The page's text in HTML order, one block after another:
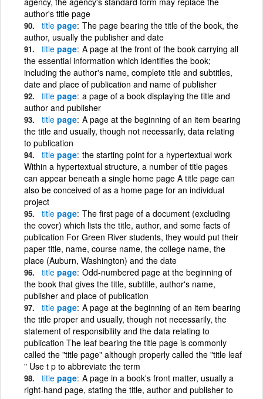
author's title page
title page The page bearing the title of the book, the
author, usually the publisher and date
title page A page at the front of the book carrying all
the essential information which identifies the book;
including the author's name, complete title and subtitles,
date and place of publication and name of publisher
title page a page of a book displaying the title and
author and publisher
title page A page at the beginning of an item bearing
the title and usually, though not necessarily, data relating
to publication
title page the starting point for a hypertextual work
Within a hypertextual structure, a number of title pages
can appear beneath a single home page A title page can
also be conceived of as a home page for an individual
project
title page The first page of a document (excluding
the cover) which lists the title, author, and some facts of
publication For Green River students, they would put their
paper title, name, course name, the college name, the
place (Auburn, Washington) and the date
title page Odd-numbered page at the beginning of
the book that gives the title, subtitle, author's name,
publisher and place of publication
title page A page at the beginning of an item bearing
the title proper and usually, though not necessarily, the
statement of responsibility and the data relating to
publication The leaf bearing the title page is commonly
called the "title page" although properly called the "title leaf
" Use t p to abbreviate the term
title page A page in a book's front matter, usually a
right-hand page, stating the title, author and publisher to